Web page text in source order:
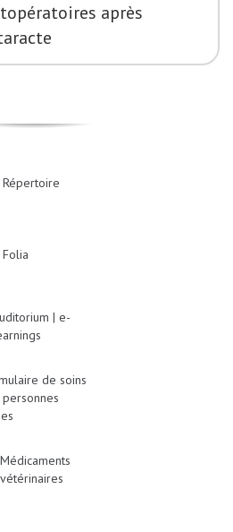
après
Répertoire
Folia
| e-
de soins
personnes
Médicaments
vétérinaires